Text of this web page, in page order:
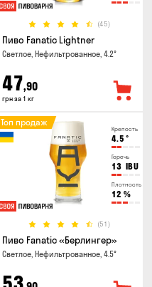
(45)
Пиво Fanatic Lightner
Светлое, Нефильтрованное, 4.2°
47,90
грн за 1 кг
Крепость
4.5 °
Горечь
13 IBU
Плотность
12 %
(51)
Топ продаж
Пиво Fanatic «Берлингер»
Светлое, Нефильтрованное, 4.5°